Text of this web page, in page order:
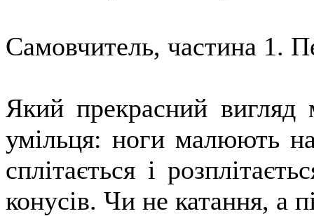
Самовчитель, частина 1.
Який прекрасний вигляд
умільця: ноги малюють
сплітається і
конусів. Чи не катання, а